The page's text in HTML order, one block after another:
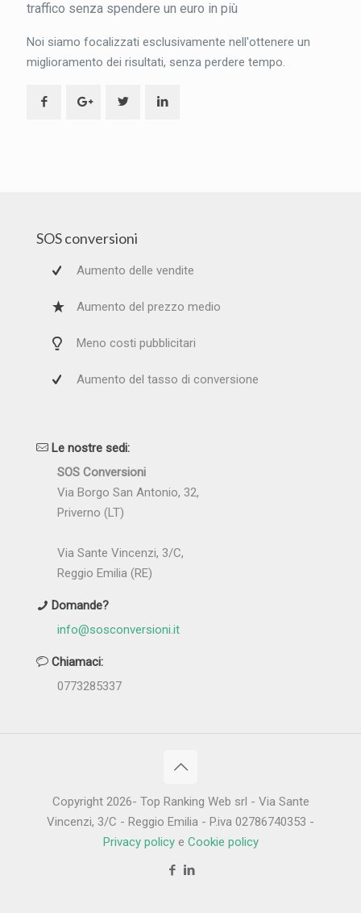
traffico senza spendere un euro in più
Noi siamo focalizzati esclusivamente nell'ottenere un
miglioramento dei risultati, senza perdere tempo.
SOS conversioni
Aumento delle vendite
Aumento del prezzo medio
Meno costi pubblicitari
Aumento del tasso di conversione
Le nostre sedi:
SOS Conversioni
Via Borgo San Antonio, 32,
Priverno (LT)
Via Sante Vincenzi, 3/C,
Reggio Emilia (RE)
Domande?
info@sosconversioni.it
Chiamaci:
0773285337
Copyright 2026- Top Ranking Web srl - Via Sante
Vincenzi, 3/C - Reggio Emilia - P.iva 02786740353 -
Privacy policye Cookie policy